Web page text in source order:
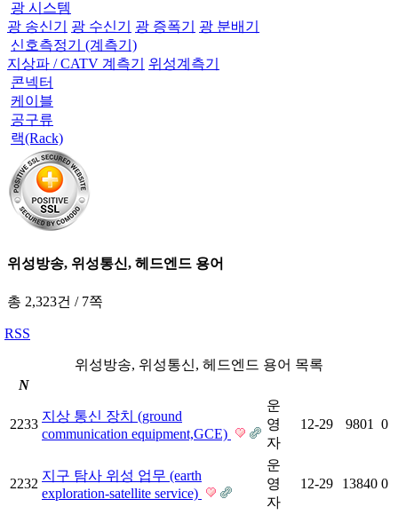
광 시스템
광 송신기
광 수신기 광 증폭기
광 분배기
신호측정기 (계측기)
지상파 / CATV 계측기
위성계측기
콘넥터
케이블
공구류
랙(Rack)
위성방송, 위성통신, 헤드엔드 용어
총 2,323건 /7쪽
RSS
위성방송, 위성통신, 헤드엔드 용어 목록
N
2233
지상 통신 장치 (ground
communication equipment,GCE)
운
영
자
12-29 9801 0
2232
지구 탐사 위성 업무 (earth
exploration-satellite service)
운
영
자
12-29 13840 0